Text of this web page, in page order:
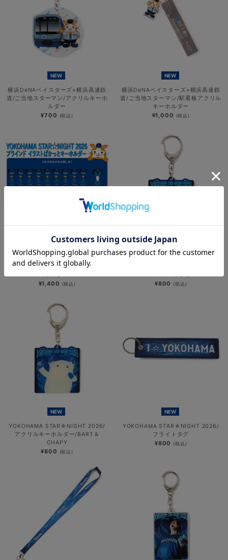
NEW
横浜DeNAベイスターズ×横浜高速鉄
道/ご当地スターマン/アクリルキーホ
ルダー
¥700 (税込)
NEW
横浜DeNAベイスターズ×横浜高速鉄
道/ご当地スターマン/駅看板アクリル
キーホルダー
¥1,000 (税込)
NEW
YOKOHAMA STAR☆NIGHT 2026/
ブラインド選手イラストぱかっとキー
¥1,400 (税込)
NEW
YOKOHAMA STAR☆NIGHT 2026/
¥800 (税込)
NEW
YOKOHAMA STAR☆NIGHT 2026/
アクリルキーホルダー/BART＆
CHAPY
¥800 (税込)
NEW
YOKOHAMA STAR☆NIGHT 2026/
フライトタグ
¥800 (税込)